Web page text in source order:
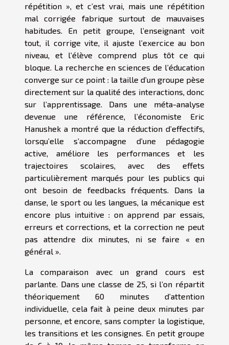
répétition », et c’est vrai, mais une répétition
mal corrigée fabrique surtout de mauvaises
habitudes. En petit groupe, l’enseignant voit
tout, il corrige vite, il ajuste l’exercice au bon
niveau, et l’élève comprend plus tôt ce qui
bloque. La recherche en sciences de l’éducation
converge sur ce point : la taille d’un groupe pèse
directement sur la qualité des interactions, donc
sur l’apprentissage. Dans une méta-analyse
devenue une référence, l’économiste Eric
Hanushek a montré que la réduction d’effectifs,
lorsqu’elle s’accompagne d’une pédagogie
active, améliore les performances et les
trajectoires scolaires, avec des effets
particulièrement marqués pour les publics qui
ont besoin de feedbacks fréquents. Dans la
danse, le sport ou les langues, la mécanique est
encore plus intuitive : on apprend par essais,
erreurs et corrections, et la correction ne peut
pas attendre dix minutes, ni se faire « en
général ».
La comparaison avec un grand cours est
parlante. Dans une classe de 25, si l’on répartit
théoriquement 60 minutes d’attention
individuelle, cela fait à peine deux minutes par
personne, et encore, sans compter la logistique,
les transitions et les consignes. En petit groupe